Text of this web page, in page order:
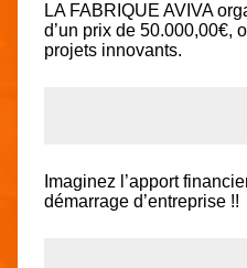
LA FABRIQUE AVIVA
d’un prix de 50.000,00€,
projets innovants.
Imaginez l’apport
démarrage d’entreprise !!